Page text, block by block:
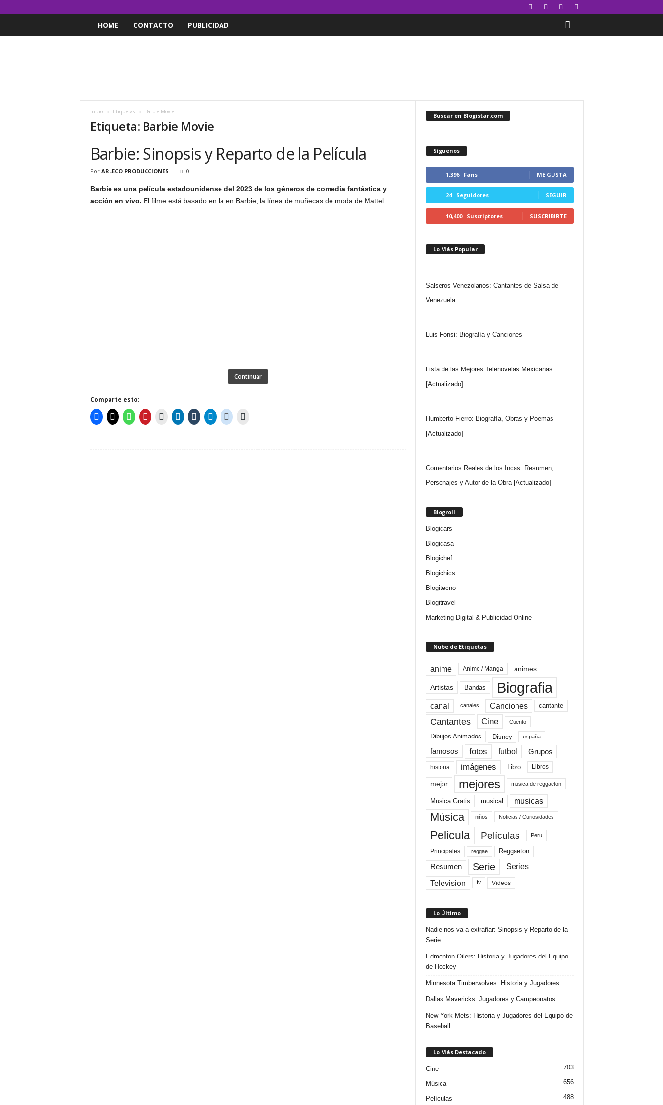
HOME CONTACTO PUBLICIDAD
Inicio Etiquetas Barbie Movie
Etiqueta: Barbie Movie
Barbie: Sinopsis y Reparto de la Película
Por ARLECO PRODUCCIONES 0
Barbie es una película estadounidense del 2023 de los géneros de comedia fantástica y
acción en vivo. El filme está basado en la en Barbie, la línea de muñecas de moda de Mattel.
Continuar
Comparte esto:
Buscar en Blogistar.com
Síguenos
1,396 Fans ME GUSTA
24 Seguidores SEGUIR
10,400 Suscriptores SUSCRIBIRTE
Lo Más Popular
Salseros Venezolanos: Cantantes de Salsa de
Venezuela
Luis Fonsi: Biografía y Canciones
Lista de las Mejores Telenovelas Mexicanas
[Actualizado]
Humberto Fierro: Biografía, Obras y Poemas
[Actualizado]
Comentarios Reales de los Incas: Resumen,
Personajes y Autor de la Obra [Actualizado]
Blogroll
Blogicars
Blogicasa
Blogichef
Blogichics
Blogitecno
Blogitravel
Marketing Digital & Publicidad Online
Nube de Etiquetas
anime Anime / Manga animes
Artistas Bandas Biografia
canal canales Canciones cantante
Cantantes Cine Cuento
Dibujos Animados Disney españa
famosos fotos futbol Grupos
historia imágenes Libro Libros
mejor mejores musica de reggaeton
Musica Gratis musical musicas
Música niños Noticias / Curiosidades
Pelicula Películas Peru
Principales reggae Reggaeton
Resumen Serie Series
Television tv Videos
Lo Último
Nadie nos va a extrañar: Sinopsis y Reparto de la
Serie
Edmonton Oilers: Historia y Jugadores del Equipo
de Hockey
Minnesota Timberwolves: Historia y Jugadores
Dallas Mavericks: Jugadores y Campeonatos
New York Mets: Historia y Jugadores del Equipo de
Baseball
Lo Más Destacado
Cine 703
Música 656
Películas 488